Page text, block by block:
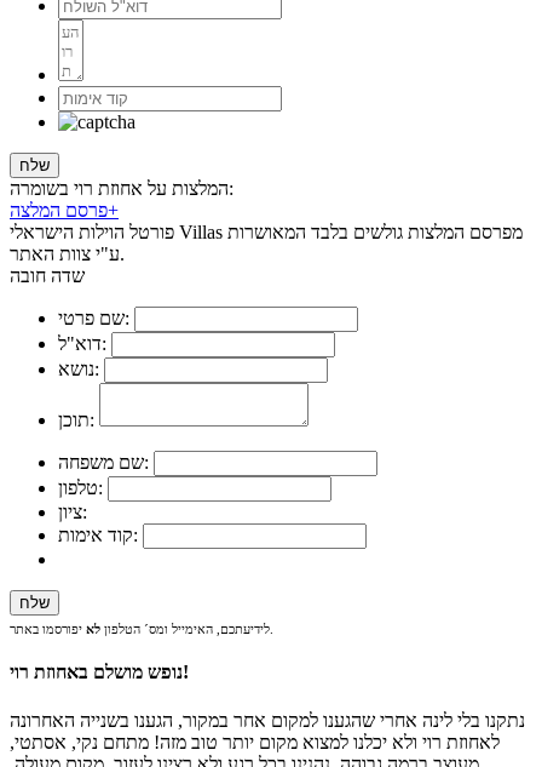
המלצות על אחוזת רוי בשומרה:
פרסם המלצה+
פורטל הוילות הישראלי Villas מפרסם המלצות גולשים בלבד המאושרות
ע"י צוות האתר.
שדה חובה
שם פרטי:
דוא"ל:
נושא:
תוכן:
שם משפחה:
טלפון:
ציון:
קוד אימות:
לידיעתכם, האימייל ומס´ הטלפון לא
נופש מושלם באחוזת רוי!
נתקנו בלי לינה אחרי שהגענו למקום אחר במקור, הגענו בשנייה האחרונה
לאחוזת רוי ולא יכלנו למצוא מקום יותר טוב מזה! מתחם נקי, אסתטי,